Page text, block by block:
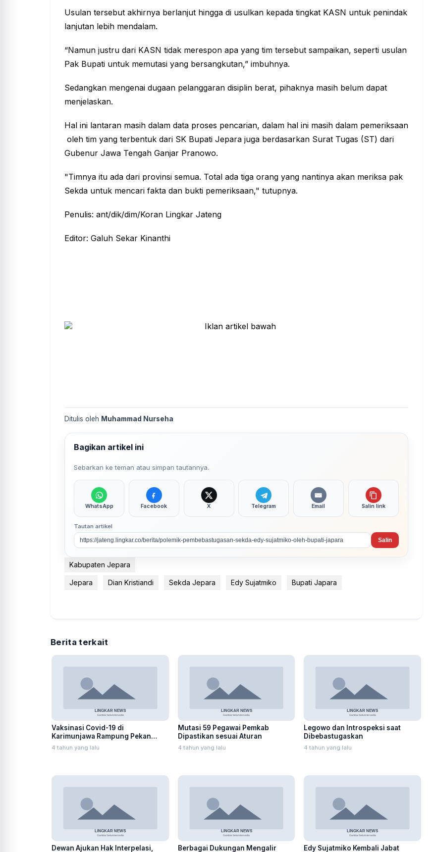
Usulan tersebut akhirnya berlanjut hingga di usulkan kepada tingkat KASN untuk penindak
lanjutan lebih mendalam.
“Namun justru dari KASN tidak merespon apa yang tim tersebut sampaikan, seperti usulan
Pak Bupati untuk memutasi yang bersangkutan,” imbuhnya.
Sedangkan mengenai dugaan pelanggaran disiplin berat, pihaknya masih belum dapat
menjelaskan.
Hal ini lantaran masih dalam data proses pencarian, dalam hal ini masih dalam pemeriksaan
oleh tim yang terbentuk dari SK Bupati Jepara juga berdasarkan Surat Tugas (ST) dari
Gubenur Jawa Tengah Ganjar Pranowo.
"Timnya itu ada dari provinsi semua. Total ada tiga orang yang nantinya akan meriksa pak
Sekda untuk mencari fakta dan bukti pemeriksaan," tutupnya.
Penulis: ant/dik/dim/Koran Lingkar Jateng
Editor: Galuh Sekar Kinanthi
Ditulis oleh Muhammad Nurseha
Bagikan artikel ini
Sebarkan ke teman atau simpan tautannya.
WhatsApp Facebook X Telegram Email Salin link
Tautan artikel
Salin
Kabupaten Jepara
Jepara Dian Kristiandi Sekda Jepara Edy Sujatmiko Bupati Japara
Berita terkait
Vaksinasi Covid-19 di
Karimunjawa Rampung Pekan
Kedua September 2021
4 tahun yang lalu
Mutasi 59 Pegawai Pemkab
Dipastikan sesuai Aturan
4 tahun yang lalu
Legowo dan Introspeksi saat
Dibebastugaskan
4 tahun yang lalu
Dewan Ajukan Hak Interpelasi, Berbagai Dukungan Mengalir Edy Sujatmiko Kembali Jabat